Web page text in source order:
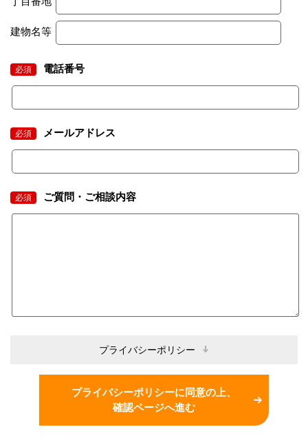
建物名等
必須 電話番号
必須 メールアドレス
必須 ご質問・ご相談内容
プライバシーポリシー
プライバシーポリシーに同意の上、
確認ページへ進む